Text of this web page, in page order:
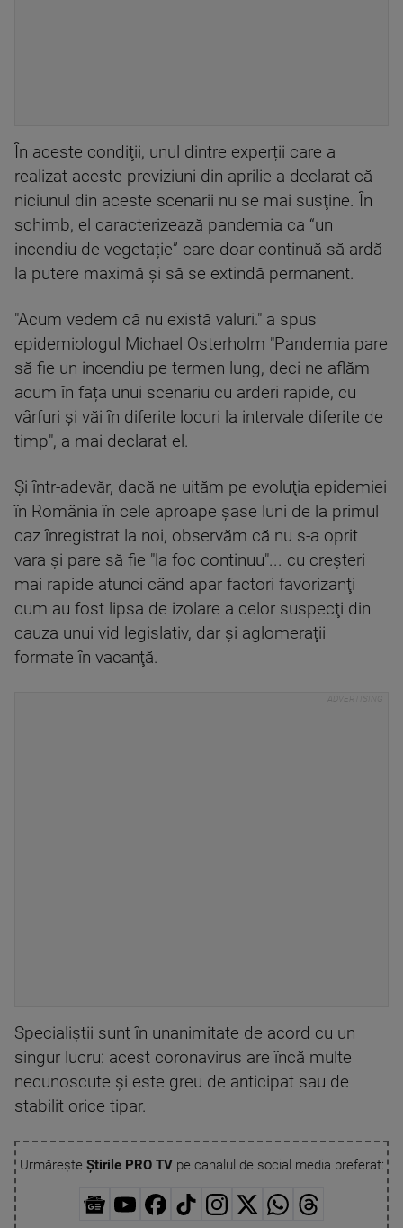
În aceste condiţii, unul dintre experții care a
realizat aceste previziuni din aprilie a declarat că
niciunul din aceste scenarii nu se mai susţine. În
schimb, el caracterizează pandemia ca “un
incendiu de vegetație” care doar continuă să ardă
la putere maximă şi să se extindă permanent.
"Acum vedem că nu există valuri." a spus
epidemiologul Michael Osterholm "Pandemia pare
să fie un incendiu pe termen lung, deci ne aflăm
acum în fața unui scenariu cu arderi rapide, cu
vârfuri și văi în diferite locuri la intervale diferite de
timp", a mai declarat el.
Şi într-adevăr, dacă ne uităm pe evoluţia epidemiei
în România în cele aproape șase luni de la primul
caz înregistrat la noi, observăm că nu s-a oprit
vara şi pare să fie "la foc continuu"... cu creşteri
mai rapide atunci când apar factori favorizanţi
cum au fost lipsa de izolare a celor suspecţi din
cauza unui vid legislativ, dar şi aglomeraţii
formate în vacanţă.
Specialiştii sunt în unanimitate de acord cu un
singur lucru: acest coronavirus are încă multe
necunoscute şi este greu de anticipat sau de
stabilit orice tipar.
Urmărește Știrile PRO TVpe canalul de social media preferat: